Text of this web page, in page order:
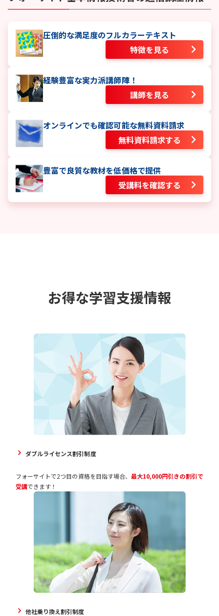
圧倒的な満足度のフルカラーテキスト
特徴を見る
経験豊富な実力派講師陣！
講師を見る
オンラインでも確認可能な無料資料請求
無料資料請求する
豊富で良質な教材を低価格で提供
受講料を確認する
お得な学習支援情報
ダブルライセンス割引制度
フォーサイトで2つ目の資格を目指す場合、 最大10,000円引きの割引で
受講できます！
他社乗り換え割引制度